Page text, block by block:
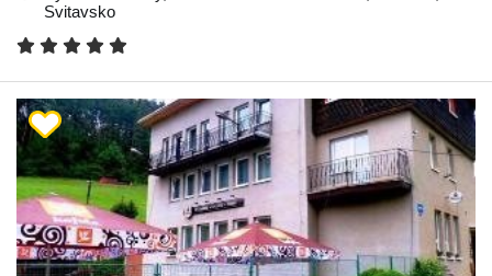
Svitavsko